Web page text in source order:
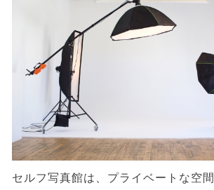
セルフ写真館は、プライベートな空